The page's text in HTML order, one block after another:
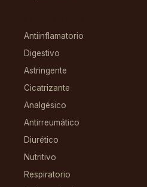
Antiinflamatorio
Digestivo
Astringente
Cicatrizante
Analgésico
Antirreumático
Diurético
Nutritivo
Respiratorio